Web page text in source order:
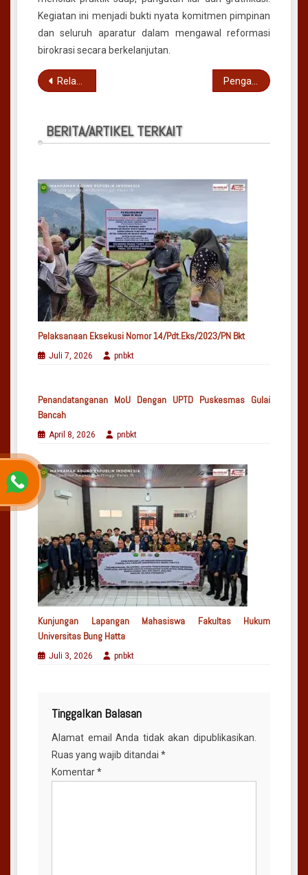
Kegiatan ini menjadi bukti nyata komitmen pimpinan
dan seluruh aparatur dalam mengawal reformasi
birokrasi secara berkelanjutan.
Navigasi
Relaas Panggilan Kepada Tergugat Secara Umum Nomor 10/Pdt.G/2026/PN Bkt
BERITA/ARTIKEL TERKAIT
Pelaksanaan Eksekusi Nomor 14/Pdt.Eks/2023/PN Bkt
Juli 7, 2026 pnbkt
Penandatanganan MoU Dengan UPTD Puskesmas Gulai
Bancah
April 8, 2026 pnbkt
Kunjungan Lapangan Mahasiswa Fakultas Hukum
Universitas Bung Hatta
Juli 3, 2026 pnbkt
Tinggalkan Balasan
Alamat email Anda tidak akan dipublikasikan.
Ruas yang wajib ditandai *
Komentar*